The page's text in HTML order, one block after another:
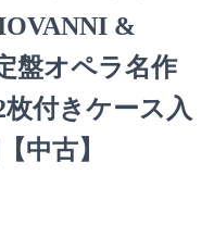
&
盤オペラ名作
付きケース入
中古】